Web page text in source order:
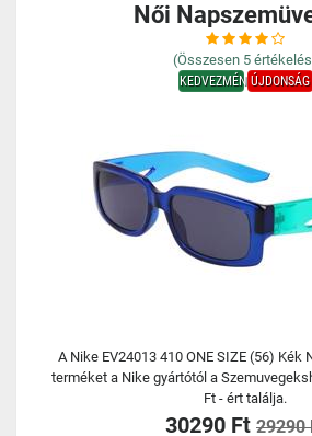
Női
(Összesen 5
KEDVEZMÉNYÚJDONSÁG
A Nike EV24013 410 ONE SIZE (56) Kék
terméket a Nike gyártótól a
Ft - ért találja.
30290 Ft 29290